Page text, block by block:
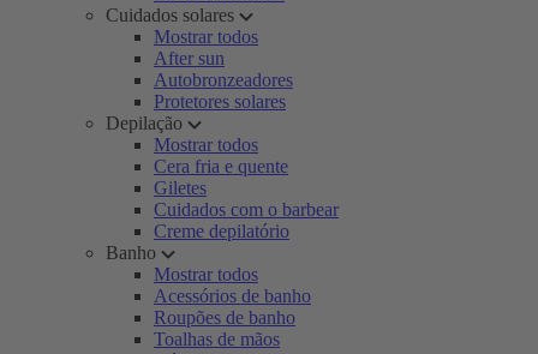
Cuidados solares
Mostrar todos
After sun
Autobronzeadores
Protetores solares
Depilação
Mostrar todos
Cera fria e quente
Giletes
Cuidados com o barbear
Creme depilatório
Banho
Mostrar todos
Acessórios de banho
Roupões de banho
Toalhas de mãos